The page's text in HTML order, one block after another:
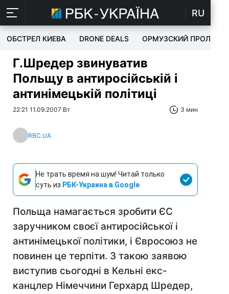
RU
ОБСТРЕЛ КИЕВА DRONE DEALS ОРМУЗСКИЙ ПРОЛИВ
Г.Шредер звинуватив
Польщу в антиросійській і
антинімецькій політиці
22:21 11.09.2007 Вт 3 мин
RBC.UA
Не трать время на шум! Читай только
суть из РБК-Украина в Google
Польща намагається зробити ЄС
заручником своєї антиросійської і
антинімецької політики, і Євросоюз не
повинен це терпіти. З такою заявою
виступив сьогодні в Кельні екс-
канцлер Німеччини Герхард Шредер,